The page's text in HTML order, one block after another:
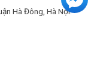
Hà Đông, Hà Nội.